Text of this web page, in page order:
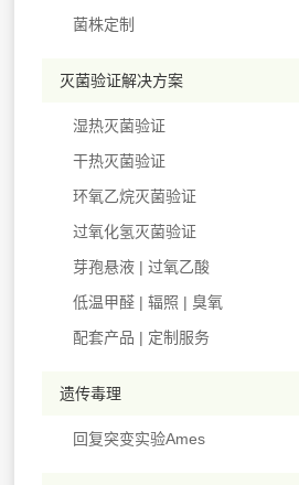
菌株定制
灭菌验证解决方案
湿热灭菌验证
干热灭菌验证
环氧乙烷灭菌验证
过氧化氢灭菌验证
芽孢悬液 | 过氧乙酸
低温甲醛 | 辐照 | 臭氧
配套产品 | 定制服务
遗传毒理
回复突变实验Ames